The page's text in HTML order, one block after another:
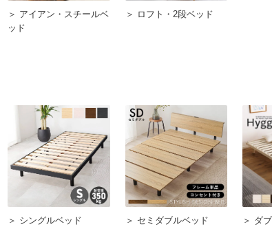
＞ アイアン・スチールベ
ッド
＞ ロフト・2段ベッド
＞ シングルベッド ＞ セミダブルベッド ＞ ダ